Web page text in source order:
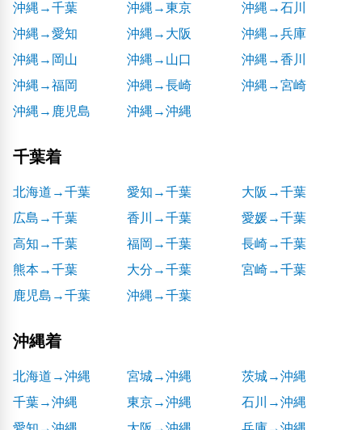
沖縄→千葉
沖縄→東京
沖縄→石川
沖縄→愛知
沖縄→大阪
沖縄→兵庫
沖縄→岡山
沖縄→山口
沖縄→香川
沖縄→福岡
沖縄→長崎
沖縄→宮崎
沖縄→鹿児島
沖縄→沖縄
千葉着
北海道→千葉 愛知→千葉
大阪→千葉
広島→千葉
香川→千葉
愛媛→千葉
高知→千葉
福岡→千葉
長崎→千葉
熊本→千葉
大分→千葉
宮崎→千葉
鹿児島→千葉
沖縄→千葉
沖縄着
北海道→沖縄 宮城→沖縄
茨城→沖縄
千葉→沖縄
東京→沖縄
石川→沖縄